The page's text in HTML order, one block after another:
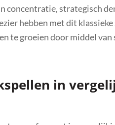
concentratie, strategisch
hebben met dit klassieke
te groeien door middel van
in